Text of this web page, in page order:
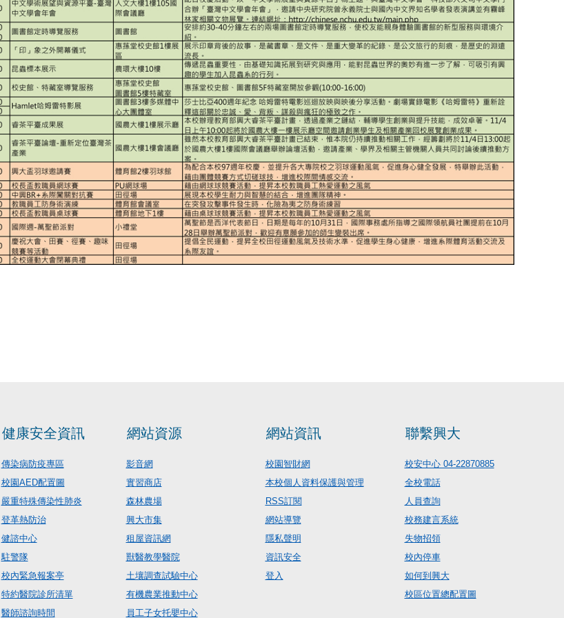
健康安全資訊
傳染病防疫專區
校園AED配置圖
嚴重特殊傳染性肺炎
登革熱防治
健諮中心
駐警隊
校內緊急報案亭
特約醫院診所清單
醫師諮詢時間
網站資源
影音網
實習商店
森林農場
興大市集
租屋資訊網
獸醫教學醫院
土壤調查試驗中心
有機農業推動中心
員工子女托嬰中心
網站資訊
校園智財網
本校個人資料保護與管理
RSS訂閱
網站導覽
隱私聲明
資訊安全
登入
聯繫興大
校安中心 04-22870885
全校電話
人員查詢
校務建言系統
失物招領
校內停車
如何到興大
校區位置總配置圖